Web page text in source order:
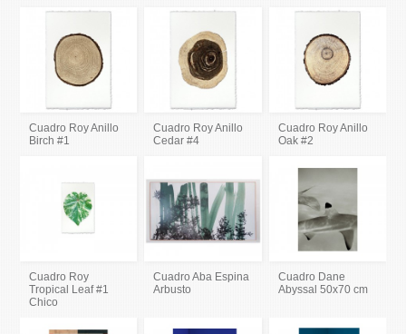
Cuadro Roy Anillo
Birch #1
Cuadro Roy Anillo
Cedar #4
Cuadro Roy Anillo
Oak #2
Cuadro Roy
Tropical Leaf #1
Chico
Cuadro Aba Espina
Arbusto
Cuadro Dane
Abyssal 50x70 cm